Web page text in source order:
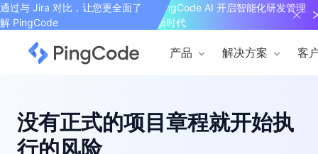
通过与 Jira 对比，让您更全面了
解 PingCode
PingCode AI 开启智能化研发管理
新时代
产品 解决方案 客
没有正式的项目章程就开始执
行的风险